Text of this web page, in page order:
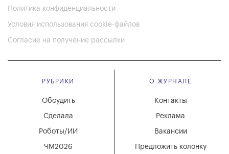
Политика конфиденциальности
Условия использования cookie-файлов
Согласие на получение рассылки
РУБРИКИ
Обсудить
Сделала
Роботы/ИИ
ЧМ2026
О ЖУРНАЛЕ
Вакансии
Реклама
Контакты
Предложить колонку